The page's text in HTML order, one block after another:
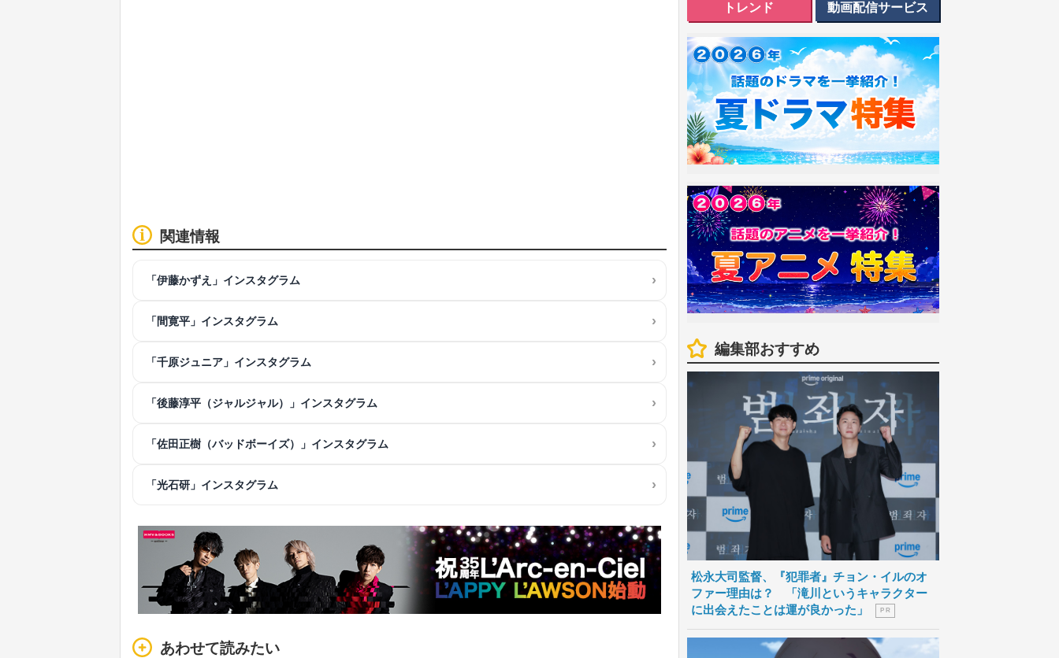
関連情報
「伊藤かずえ」インスタグラム
「間寛平」インスタグラム
「千原ジュニア」インスタグラム
「後藤淳平（ジャルジャル）」インスタグラム
「佐田正樹（バッドボーイズ）」インスタグラム
「光石研」インスタグラム
あわせて読みたい
トレンド 動画配信サービス
編集部おすすめ
松永大司監督、『犯罪者』チョン・イルのオ
ファー理由は？ 「滝川というキャラクター
に出会えたことは運が良かった」
P R